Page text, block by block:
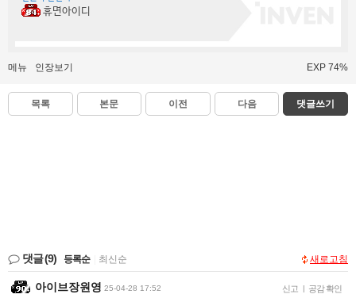
휴면아이디
메뉴 인장보기 EXP 74%
목록 본문 이전 다음 댓글쓰기
댓글(9) 등록순 최신순 새로고침
아이브장원영 25-04-28 17:52 신고 | 공감 확인